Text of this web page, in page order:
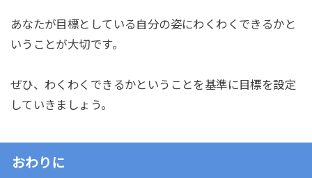
あなたが目標としている自分の姿にわくわくできるかと
いうことが大切です。
ぜひ、わくわくできるかということを基準に目標を設定
していきましょう。
おわりに